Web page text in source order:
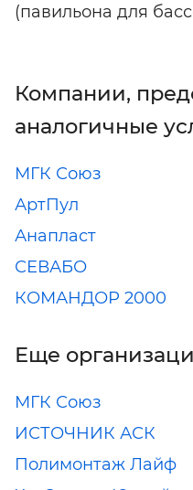
(павильона для
Компании,
аналогичные
МГК Союз
АртПул
Анапласт
СЕВАБО
КОМАНДОР 2000
Еще
МГК Союз
ИСТОЧНИК АСК
Полимонтаж Лайф